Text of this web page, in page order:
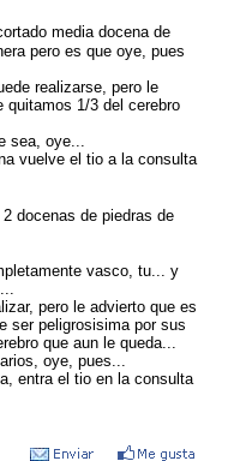
media docena de
pero es que oye, pues
realizarse, pero le
quitamos 1/3 del cerebro
oye...
vuelve el tio a la consulta
docenas de piedras de
vasco, tu... y
pero le advierto que es
ser peligrosisima por sus
que aun le queda...
oye, pues...
entra el tio en la consulta